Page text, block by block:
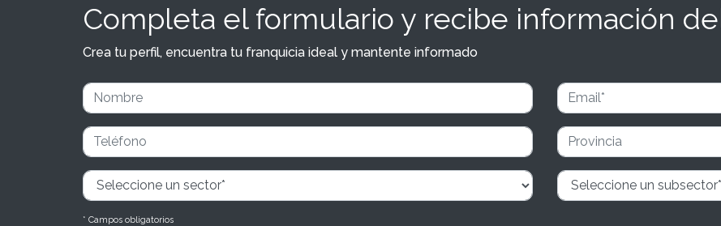
Completa el formulario y recibe información
Crea tu perfil, encuentra tu franquicia ideal y mantente informado
* Campos obligatorios